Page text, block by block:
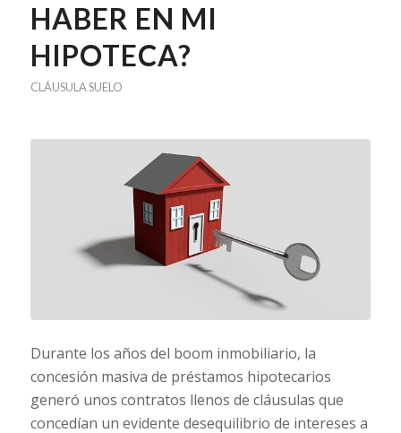
HABER EN MI
HIPOTECA?
CLÁUSULA SUELO
Durante los años del boom inmobiliario, la
concesión masiva de préstamos hipotecarios
generó unos contratos llenos de cláusulas que
concedían un evidente desequilibrio de intereses a